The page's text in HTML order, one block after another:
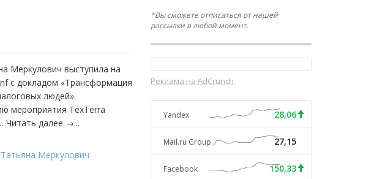
Меркулович выступила на
с докладом «Трансформация
людей».
мероприятия TexTerra
Читать далее →...
Меркулович
*Вы сможете отписаться от нашей
рассылки в любой момент.
Реклама на AdCrunch
Yandex 28,06
Mail.ru Group 27,15
Facebook 150,33